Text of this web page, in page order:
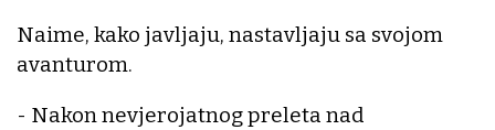
Naime, kako javljaju, nastavljaju sa svojom
avanturom.
- Nakon nevjerojatnog preleta nad